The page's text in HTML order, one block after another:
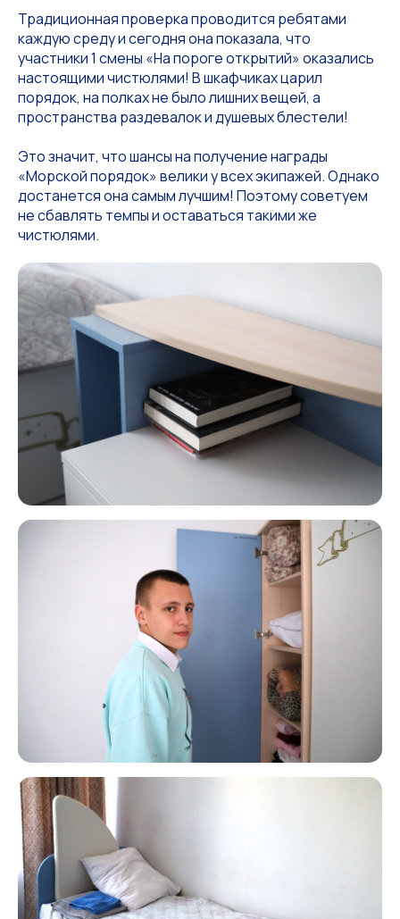
Традиционная проверка проводится ребятами
каждую среду и сегодня она показала, что
участники 1 смены «На пороге открытий» оказались
настоящими чистюлями! В шкафчиках царил
порядок, на полках не было лишних вещей, а
пространства раздевалок и душевых блестели!
Это значит, что шансы на получение награды
«Морской порядок» велики у всех экипажей. Однако
достанется она самым лучшим! Поэтому советуем
не сбавлять темпы и оставаться такими же
чистюлями.